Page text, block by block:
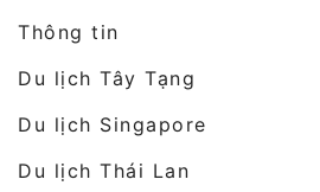
Thông tin
Du lịch Tây Tạng
Du lịch Singapore
Du lịch Thái Lan